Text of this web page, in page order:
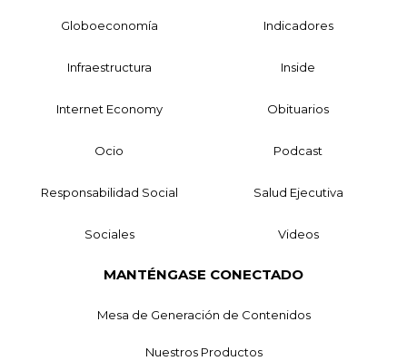
Globoeconomía Indicadores
Infraestructura Inside
Internet Economy Obituarios
Ocio Podcast
Responsabilidad Social Salud Ejecutiva
Sociales Videos
MANTÉNGASE CONECTADO
Mesa de Generación de Contenidos
Nuestros Productos